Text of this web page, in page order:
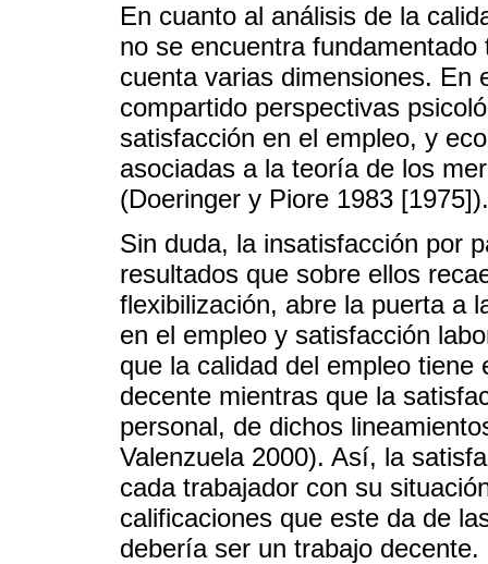
En cuanto al análisis de la
no se encuentra
cuenta varias dimensiones. En
compartido perspectivas
satisfacción en el empleo, y
asociadas a la teoría de los
(Doeringer y Piore 1983 [1975]).
Sin duda, la insatisfacción por
resultados que sobre ellos
flexibilización, abre la puerta a
en el empleo y satisfacción
que la calidad del empleo
decente mientras que la
personal, de dichos
Valenzuela 2000). Así, la
cada trabajador con su
calificaciones que este da de
debería ser un trabajo decente.